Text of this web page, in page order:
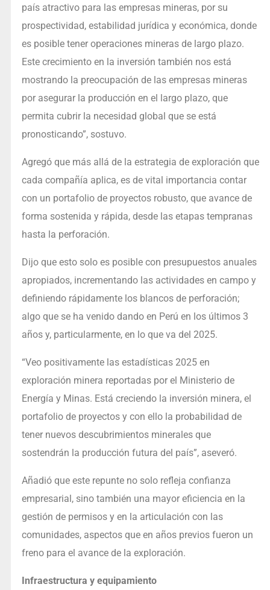
país atractivo para las empresas mineras, por su
prospectividad, estabilidad jurídica y económica, donde
es posible tener operaciones mineras de largo plazo.
Este crecimiento en la inversión también nos está
mostrando la preocupación de las empresas mineras
por asegurar la producción en el largo plazo, que
permita cubrir la necesidad global que se está
pronosticando”, sostuvo.
Agregó que más allá de la estrategia de exploración que
cada compañía aplica, es de vital importancia contar
con un portafolio de proyectos robusto, que avance de
forma sostenida y rápida, desde las etapas tempranas
hasta la perforación.
Dijo que esto solo es posible con presupuestos anuales
apropiados, incrementando las actividades en campo y
definiendo rápidamente los blancos de perforación;
algo que se ha venido dando en Perú en los últimos 3
años y, particularmente, en lo que va del 2025.
“Veo positivamente las estadísticas 2025 en
exploración minera reportadas por el Ministerio de
Energía y Minas. Está creciendo la inversión minera, el
portafolio de proyectos y con ello la probabilidad de
tener nuevos descubrimientos minerales que
sostendrán la producción futura del país”, aseveró.
Añadió que este repunte no solo refleja confianza
empresarial, sino también una mayor eficiencia en la
gestión de permisos y en la articulación con las
comunidades, aspectos que en años previos fueron un
freno para el avance de la exploración.
Infraestructura y equipamiento